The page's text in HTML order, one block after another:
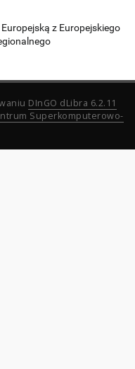
z Europejskiego
DInGO dLibra 6.2.11
Superkomputerowo-